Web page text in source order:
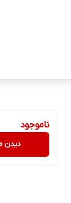
ناموجود
دیدن